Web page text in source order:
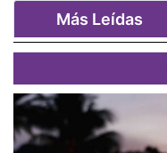
Más Leídas